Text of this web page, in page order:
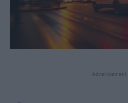
- Advertisement -